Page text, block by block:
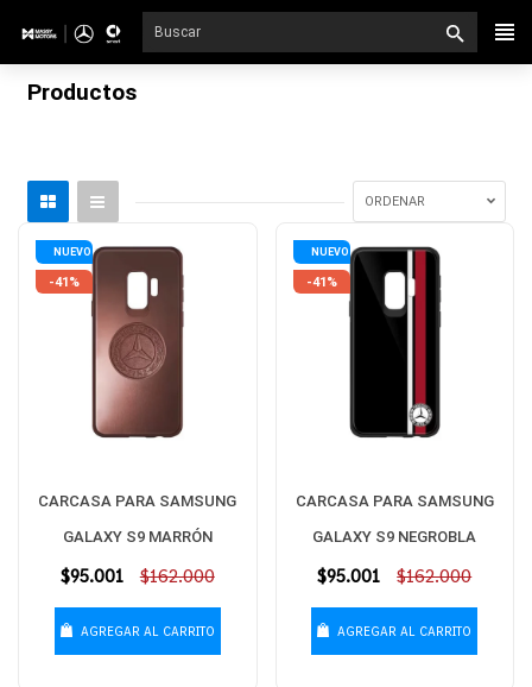
directamente
Productos
ORDENAR
NUEVO
-41%
CARCASA PARA SAMSUNG
GALAXY S9 MARRÓN
Precio
$95.001 $162.000
AGREGAR AL CARRITO
NUEVO
-41%
CARCASA PARA SAMSUNG
GALAXY S9 NEGROBLA
Precio
$95.001 $162.000
AGREGAR AL CARRITO